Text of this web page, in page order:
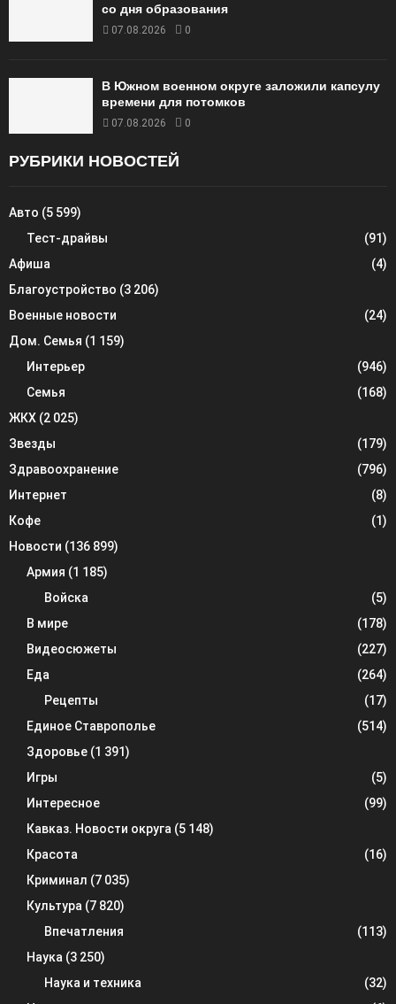
со дня образования
07.08.2026 0
В Южном военном округе заложили капсулу
времени для потомков
07.08.2026 0
РУБРИКИ НОВОСТЕЙ
Авто (5 599)
Тест-драйвы
(91)
Афиша
(4)
Благоустройство (3 206)
Военные новости
(24)
Дом. Семья (1 159)
Интерьер
(946)
Семья
(168)
ЖКХ (2 025)
Звезды
(179)
Здравоохранение
(796)
Интернет
(8)
Кофе
(1)
Новости (136 899)
Армия (1 185)
Войска
(5)
В мире
(178)
Видеосюжеты
(227)
Еда
(264)
Рецепты
(17)
Единое Ставрополье
(514)
Здоровье (1 391)
Игры
(5)
Интересное
(99)
Кавказ. Новости округа (5 148)
Красота
(16)
Криминал (7 035)
Культура (7 820)
Впечатления
(113)
Наука (3 250)
Наука и техника
(32)